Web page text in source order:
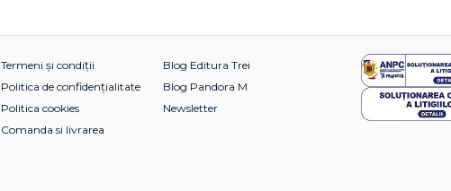
Termeni și condiții
Politica de confidențialitate
Politica cookies
Comanda si livrarea
Blog Editura Trei
Blog Pandora M
Newsletter